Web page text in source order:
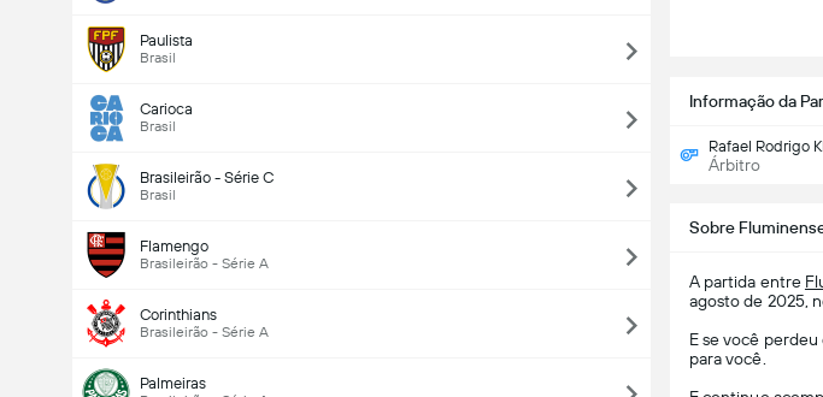
Paulista
Brasil
Carioca
Brasil
Brasileirão - Série C
Brasil
Flamengo
Brasileirão - Série A
Corinthians
Brasileirão - Série A
Palmeiras
Informação da
Rafael Rodrigo
Árbitro
Sobre
A partida entre
agosto de 2025,
E se você
para você.